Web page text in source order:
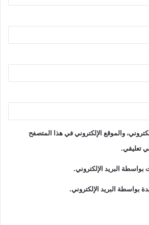
والموقع الإلكتروني في هذا المتصفح
تعليقي.
بواسطة البريد الإلكتروني.
بواسطة البريد الإلكتروني.